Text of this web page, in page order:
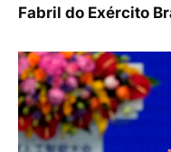
Fabril do Exército